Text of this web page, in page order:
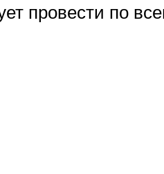
провести по